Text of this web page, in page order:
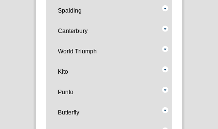
Spalding
Canterbury
World Triumph
Kito
Punto
Butterfly